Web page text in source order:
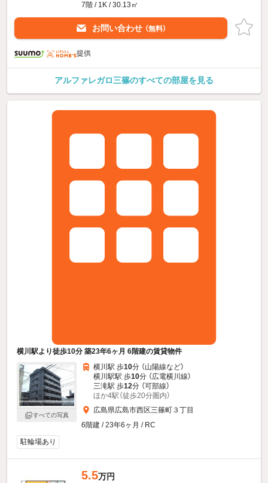
7階 / 1K / 30.13㎡
お問い合わせ （無料）
提供
アルファレガロ三篠のすべての部屋を見る
横川駅より徒歩10分 築23年6ヶ月 6階建の賃貸物件
すべての写真
横川駅 歩10分 （山陽線など）
横川駅駅 歩10分 （広電横川線）
三滝駅 歩12分 （可部線）
ほか4駅（徒歩20分圏内）
広島県広島市西区三篠町３丁目
6階建 / 23年6ヶ月 / RC
駐輪場あり
5.5万円